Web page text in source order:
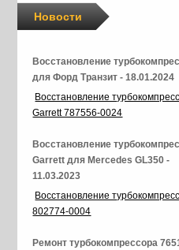
Новости
Восстановление
для Форд Транзит - 18.01.2024
Восстановление
Garrett 787556-0024
Восстановление
Garrett для Mercedes GL350 -
11.03.2023
Восстановление
802774-0004
Ремонт турбокомпрессора